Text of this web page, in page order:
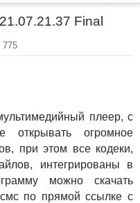
Final
775
плеер, с
огромное
при этом все кодеки,
интегрированы в
можно скачать
по прямой ссылке с